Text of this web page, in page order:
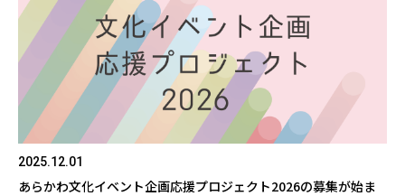
2025.12.01
あらかわ文化イベント企画応援プロジェクト2026の募集が始ま